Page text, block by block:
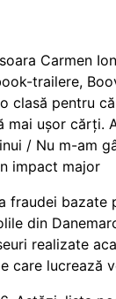
Carmen
trailere,
clasă pentru
mai ușor cărți.
/ Nu m-am
impact major
fraudei bazate
din
realizate
care lucrează